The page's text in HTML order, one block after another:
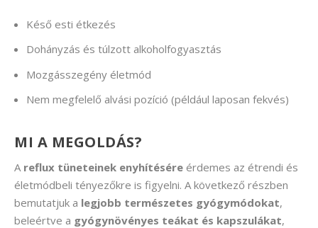
Késő esti étkezés
Dohányzás és túlzott alkoholfogyasztás
Mozgásszegény életmód
Nem megfelelő alvási pozíció (például laposan fekvés)
MI A MEGOLDÁS?
A reflux tüneteinek enyhítésére érdemes az étrendi és
életmódbeli tényezőkre is figyelni. A következő részben
bemutatjuk a legjobb természetes gyógymódokat,
beleértve a gyógynövényes teákat és kapszulákat,